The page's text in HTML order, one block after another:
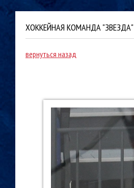
ХОККЕЙНАЯ КОМАНДА "ЗВЕЗДА"
вернуться назад